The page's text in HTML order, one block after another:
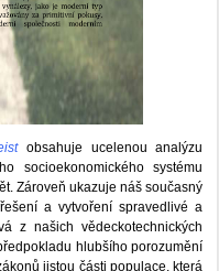
obsahuje ucelenou analýzu
socioekonomického systému
Zároveň ukazuje náš současný
a vytvoření spravedlivé a
z našich vědeckotechnických
hlubšího porozumění
jistou části populace, která